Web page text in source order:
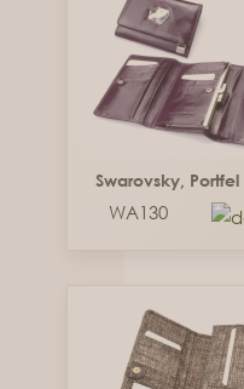
Swarovsky, Portfel
WA130